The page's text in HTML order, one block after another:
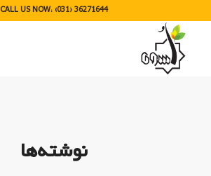
CALL US NOW: (031) 36271644
نوشته‌ها